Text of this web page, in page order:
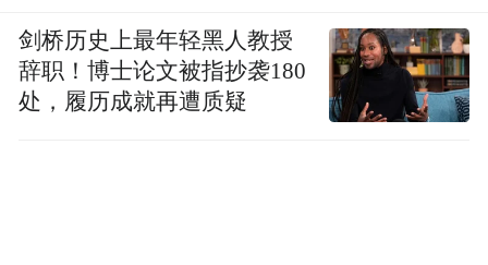
剑桥历史上最年轻黑人教授
辞职！博士论文被指抄袭180
处，履历成就再遭质疑